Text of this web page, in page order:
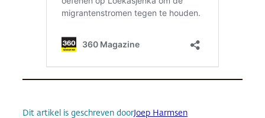
Dit artikel is geschreven doorJoep Harmsen